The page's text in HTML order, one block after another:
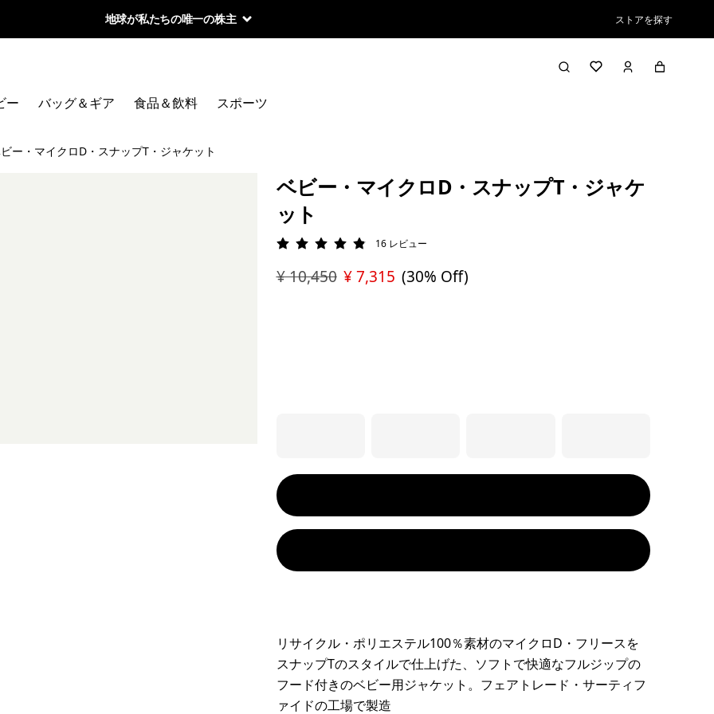
地球が私たちの唯一の株主 ストアを探す
ー バッグ＆ギア 食品＆飲料 スポーツ
ー・マイクロD・スナップT・ジャケット
ベビー・マイクロD・スナップT・ジャケ
ット
評価: 4.9 / 5
16 レビュー
¥ 10,450 ¥ 7,315 (30% Off)
リサイクル・ポリエステル100％素材のマイクロD・フリースを
スナップTのスタイルで仕上げた、ソフトで快適なフルジップの
フード付きのベビー用ジャケット。フェアトレード・サーティフ
ァイドの工場で製造